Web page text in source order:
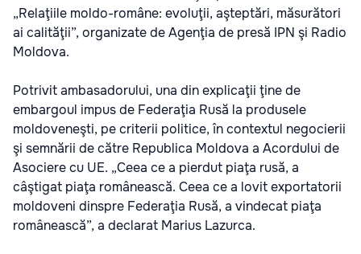
„Relaţiile moldo-române: evoluţii, aşteptări, măsurători
ai calităţii”, organizate de Agenţia de presă IPN şi Radio
Moldova.
Potrivit ambasadorului, una din explicaţii ţine de
embargoul impus de Federaţia Rusă la produsele
moldoveneşti, pe criterii politice, în contextul negocierii
şi semnării de către Republica Moldova a Acordului de
Asociere cu UE. „Ceea ce a pierdut piaţa rusă, a
câştigat piaţa românească. Ceea ce a lovit exportatorii
moldoveni dinspre Federaţia Rusă, a vindecat piaţa
românească”, a declarat Marius Lazurca.